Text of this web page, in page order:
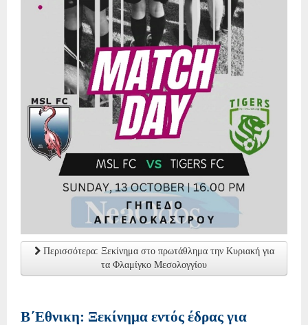
Περισσότερα: Ξεκίνημα στο πρωτάθλημα την Κυριακή για
τα Φλαμίγκο Μεσολογγίου
Β΄Εθνικη: Ξεκίνημα εντός έδρας για